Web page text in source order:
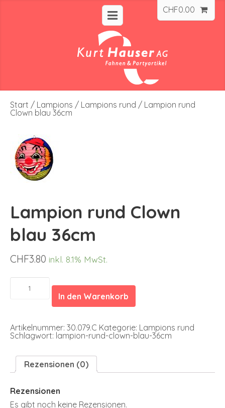
CHF0.00
Start / Lampions / Lampions rund / Lampion rund
Clown blau 36cm
Lampion rund Clown
blau 36cm
CHF3.80 inkl. 8.1% MwSt.
Lampion
Clown
In den Warenkorb
Artikelnummer: 30.079.C Kategorie: Lampions rund
Schlagwort: lampion-rund-clown-blau-36cm
Rezensionen (0)
Rezensionen
Es gibt noch keine Rezensionen.